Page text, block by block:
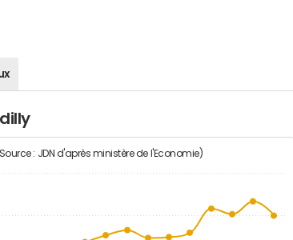
: JDN d'après ministère de l'Economie)